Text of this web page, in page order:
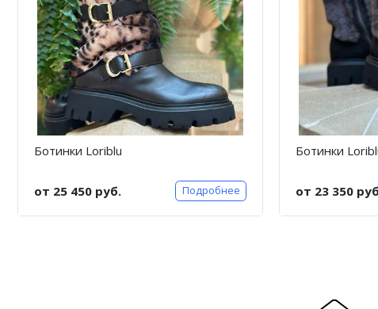
Ботинки Loriblu
от 25 450 руб. Подробнее
Ботинки
от 23 350